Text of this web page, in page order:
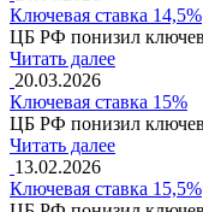
Ключевая ставка 14,5%
ЦБ РФ понизил
Читать далее
20.03.2026
Ключевая ставка 15%
ЦБ РФ понизил
Читать далее
13.02.2026
Ключевая ставка 15,5%